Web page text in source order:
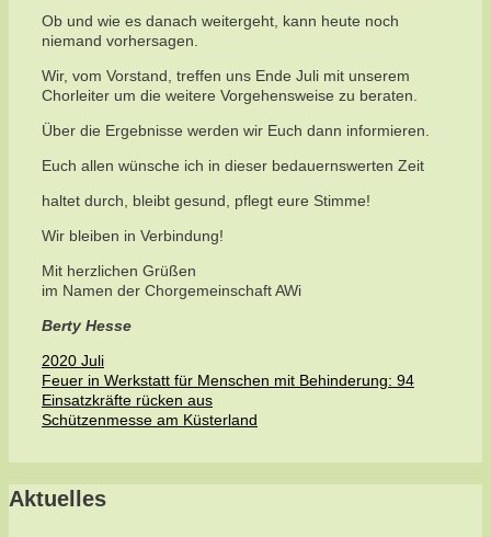
Ob und wie es danach weitergeht, kann heute noch
niemand vorhersagen.
Wir, vom Vorstand, treffen uns Ende Juli mit unserem
Chorleiter um die weitere Vorgehensweise zu beraten.
Über die Ergebnisse werden wir Euch dann informieren.
Euch allen wünsche ich in dieser bedauernswerten Zeit
haltet durch, bleibt gesund, pflegt eure Stimme!
Wir bleiben in Verbindung!
Mit herzlichen Grüßen
im Namen der Chorgemeinschaft AWi
Berty Hesse
Kategorien
2020 Juli
Feuer in Werkstatt für Menschen mit Behinderung: 94
Einsatzkräfte rücken aus
Schützenmesse am Küsterland
Aktuelles